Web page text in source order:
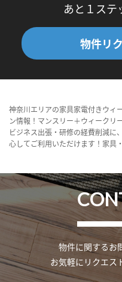
あと１ステ
物件リ
神奈川エリアの家具家電付きウィ
ン情報！マンスリー＋ウィークリ
ビジネス出張・研修の経費削減に
心してご利用いただけます！家具
物件に関するお
お気軽にリクエス